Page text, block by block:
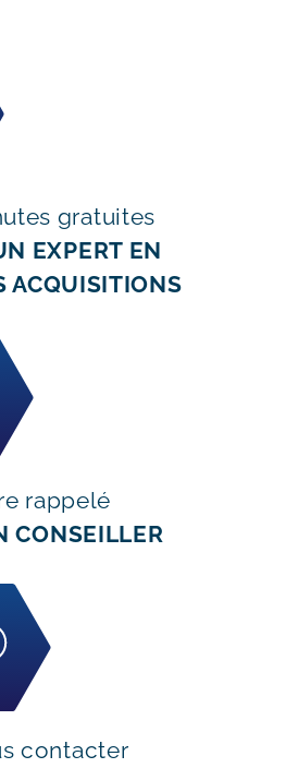
gratuites
EXPERT EN
ACQUISITIONS
rappelé
CONSEILLER
contacter